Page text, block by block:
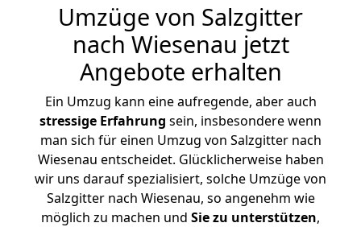
Umzüge von Salzgitter
nach Wiesenau jetzt
Angebote erhalten
Ein Umzug kann eine aufregende, aber auch
stressige Erfahrung sein, insbesondere wenn
man sich für einen Umzug von Salzgitter nach
Wiesenau entscheidet. Glücklicherweise haben
wir uns darauf spezialisiert, solche Umzüge von
Salzgitter nach Wiesenau, so angenehm wie
möglich zu machen und Sie zu unterstützen,